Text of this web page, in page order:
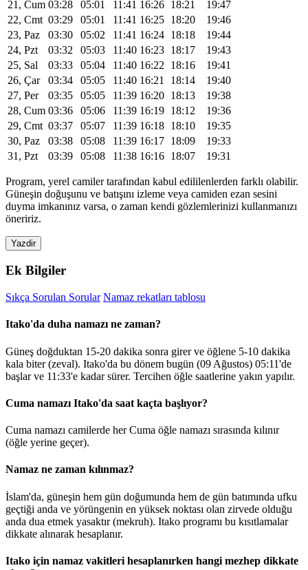
21, Cum 03:28 05:01 11:41 16:26 18:21
19:47
22, Cmt 03:29 05:01 11:41 16:25 18:20
19:46
23, Paz
03:30 05:02 11:41 16:24 18:18
19:44
24, Pzt
03:32 05:03 11:40 16:23 18:17
19:43
25, Sal
03:33 05:04 11:40 16:22 18:16
19:41
26, Çar
03:34 05:05 11:40 16:21 18:14
19:40
27, Per
03:35 05:05 11:39 16:20 18:13
19:38
28, Cum 03:36 05:06 11:39 16:19 18:12
19:36
29, Cmt 03:37 05:07 11:39 16:18 18:10
19:35
30, Paz
03:38 05:08 11:39 16:17 18:09
19:33
31, Pzt
03:39 05:08 11:38 16:16 18:07 19:31
Program, yerel camiler tarafından kabul edililenlerden farklı olabilir.
Güneşin doğuşunu ve batışını izleme veya camiden ezan sesini
duyma imkanınız varsa, o zaman kendi gözlemlerinizi kullanmanızı
öneririz.
Yazdir
Ek Bilgiler
Sıkça Sorulan Sorular Namaz rekatları tablosu
Itako'da duha namazı ne zaman?
Güneş doğduktan 15-20 dakika sonra girer ve öğlene 5-10 dakika
kala biter (zeval). Itako'da bu dönem bugün (09 Ağustos) 05:11'de
başlar ve 11:33'e kadar sürer. Tercihen öğle saatlerine yakın yapılır.
Cuma namazı Itako'da saat kaçta başlıyor?
Cuma namazı camilerde her Cuma öğle namazı sırasında kılınır
(öğle yerine geçer).
Namaz ne zaman kılınmaz?
İslam'da, güneşin hem gün doğumunda hem de gün batımında ufku
geçtiği anda ve yörüngenin en yüksek noktası olan zirvede olduğu
anda dua etmek yasaktır (mekruh). Itako programı bu kısıtlamalar
dikkate alınarak hesaplanır.
Itako için namaz vakitleri hesaplanırken hangi mezhep dikkate